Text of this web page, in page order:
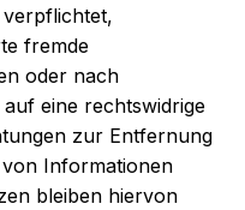
verpflichtet,
fremde
oder nach
eine rechtswidrige
zur Entfernung
Informationen
bleiben hiervon